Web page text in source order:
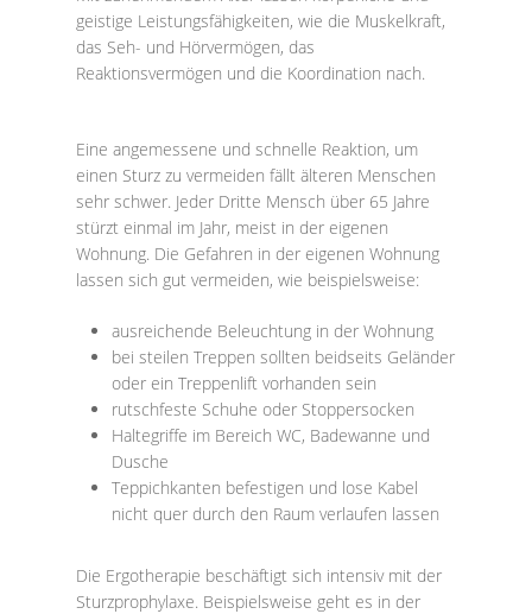
geistige Leistungsfähigkeiten, wie die Muskelkraft,
das Seh- und Hörvermögen, das
Reaktionsvermögen und die Koordination nach.
Eine angemessene und schnelle Reaktion, um
einen Sturz zu vermeiden fällt älteren Menschen
sehr schwer. Jeder Dritte Mensch über 65 Jahre
stürzt einmal im Jahr, meist in der eigenen
Wohnung. Die Gefahren in der eigenen Wohnung
lassen sich gut vermeiden, wie beispielsweise:
ausreichende Beleuchtung in der Wohnung
bei steilen Treppen sollten beidseits Geländer
oder ein Treppenlift vorhanden sein
rutschfeste Schuhe oder Stoppersocken
Haltegriffe im Bereich WC, Badewanne und
Dusche
Teppichkanten befestigen und lose Kabel
nicht quer durch den Raum verlaufen lassen
Die Ergotherapie beschäftigt sich intensiv mit der
Sturzprophylaxe. Beispielsweise geht es in der